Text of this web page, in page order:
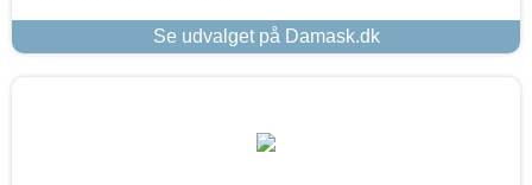
Se udvalget på Damask.dk